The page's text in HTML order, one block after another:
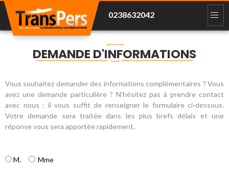
0238632042
DEMANDE D'INFORMATIONS
Vous souhaitez demander des informations complémentaires ? Vous
avez une demande particulière ? N'hésitez pas à prendre contact
avec nous : il vous suffit de renseigner le formulaire ci-dessous.
Votre demande sera traitée dans les plus brefs délais et une
réponse vous sera apportée rapidement.
M. Mme